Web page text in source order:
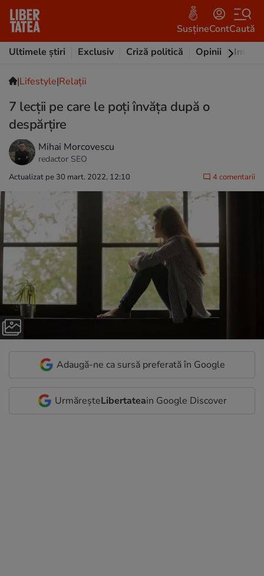
SusțineContCaută
Ultimele știri
Exclusiv Criză politică Opinii
|Lifestyle|Relații
7 lecții pe care le poți învăța după o
despărțire
Mihai Morcovescu
redactor SEO
Actualizat pe 30 mart. 2022, 12:10 4 comentarii
Adaugă-ne ca sursă preferată în Google
UrmăreșteLibertateain Google Discover